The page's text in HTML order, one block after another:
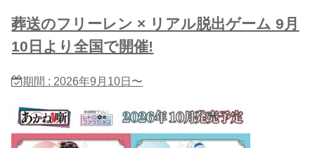
葬送のフリーレン × リアル脱出ゲーム 9月
10日より全国で開催!
期間 : 2026年9月10日〜